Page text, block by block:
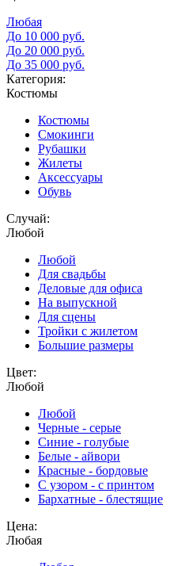
Любая
До 10 000 руб.
До 20 000 руб.
До 35 000 руб.
Категория:
Костюмы
Костюмы
Смокинги
Рубашки
Жилеты
Аксессуары
Обувь
Случай:
Любой
Любой
Для свадьбы
Деловые для офиса
На выпускной
Для сцены
Тройки с жилетом
Большие размеры
Цвет:
Любой
Любой
Черные - серые
Синие - голубые
Белые - айвори
Красные - бордовые
С узором - с принтом
Бархатные - блестящие
Цена:
Любая